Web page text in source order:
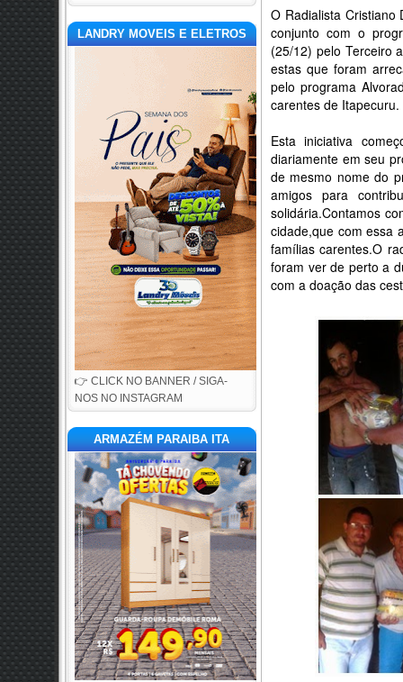
LANDRY MOVEIS E ELETROS
👉 CLICK NO BANNER / SIGA-
NOS NO INSTAGRAM
ARMAZÉM PARAIBA ITA
O Radialista Cristiano
conjunto com o
(25/12) pelo Terceiro
estas que foram
pelo programa
carentes de Itapecuru.
Esta iniciativa
diariamente em seu
de mesmo nome do
amigos para
solidária.Contamos
cidade,que com essa
famílias carentes.O
foram ver de perto a
com a doação das